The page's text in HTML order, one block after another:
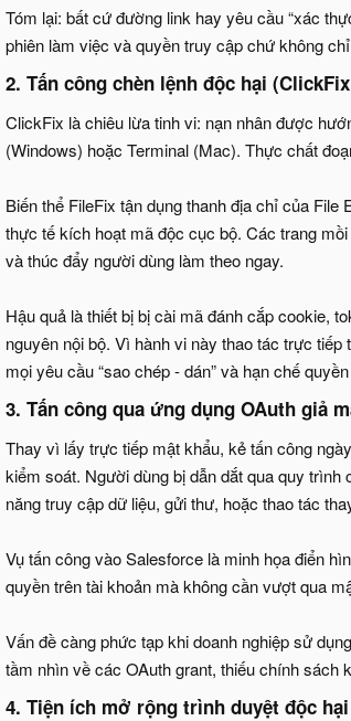
Tóm lại: bất cứ đường link hay yêu cầu “xác
phiên làm việc và quyền truy cập chứ không
2. Tấn công chèn lệnh độc hại
ClickFix là chiêu lừa tinh vi: nạn nhân được
(Windows) hoặc Terminal (Mac). Thực chất
Biến thể FileFix tận dụng thanh địa chỉ của
thực tế kích hoạt mã độc cục bộ. Các trang
và thúc đẩy người dùng làm theo ngay.
Hậu quả là thiết bị bị cài mã đánh cắp cookie,
nguyên nội bộ. Vì hành vi này thao tác trực
mọi yêu cầu “sao chép - dán” và hạn chế
3. Tấn công qua ứng dụng OAuth giả
Thay vì lấy trực tiếp mật khẩu, kẻ tấn công
kiểm soát. Người dùng bị dẫn dắt qua quy
năng truy cập dữ liệu, gửi thư, hoặc thao tác
Vụ tấn công vào Salesforce là minh họa điển
quyền trên tài khoản mà không cần vượt qua
Vấn đề càng phức tạp khi doanh nghiệp sử
tầm nhìn về các OAuth grant, thiếu chính sách
4. Tiện ích mở rộng trình duyệt độc hại​